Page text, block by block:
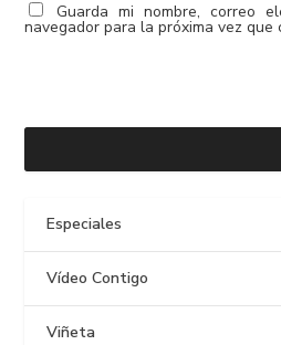
Guarda mi nombre, correo
navegador para la próxima vez que
Especiales
Vídeo Contigo
Viñeta